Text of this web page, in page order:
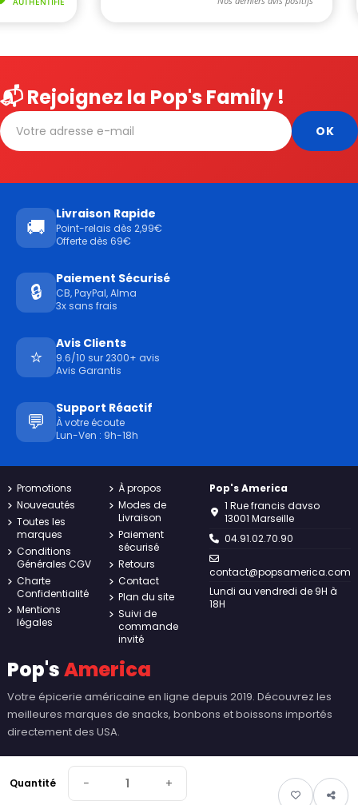
Quantité − +
📬 Rejoignez la Pop's Family !
🚚
Livraison Rapide
Point-relais dès 2,99€
Offerte dès 69€
🔒
Paiement Sécurisé
CB, PayPal, Alma
3x sans frais
⭐
Avis Clients
9.6/10 sur 2300+ avis
Avis Garantis
💬
Support Réactif
À votre écoute
Lun-Ven : 9h-18h
Promotions
Nouveautés
Toutes les
marques
Conditions
Générales CGV
Charte
Confidentialité
Mentions
légales
À propos
Modes de
Livraison
Paiement
sécurisé
Retours
Contact
Plan du site
Suivi de
commande
invité
Pop's America
1 Rue francis davso
13001 Marseille
04.91.02.70.90
contact@popsamerica.com
Lundi au vendredi de 9H à
18H
Pop'sAmerica
Votre épicerie américaine en ligne depuis 2019. Découvrez les
meilleures marques de snacks, bonbons et boissons importés
directement des USA.